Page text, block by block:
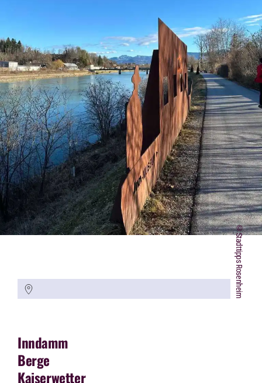
©Stadttipps Rosenheim
Inndamm
Berge
Kaiserwetter